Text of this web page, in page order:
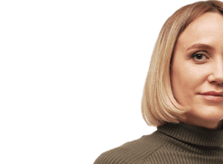
У народов
разгневались
построить
Утнапишти
История
могло остаться
сложили